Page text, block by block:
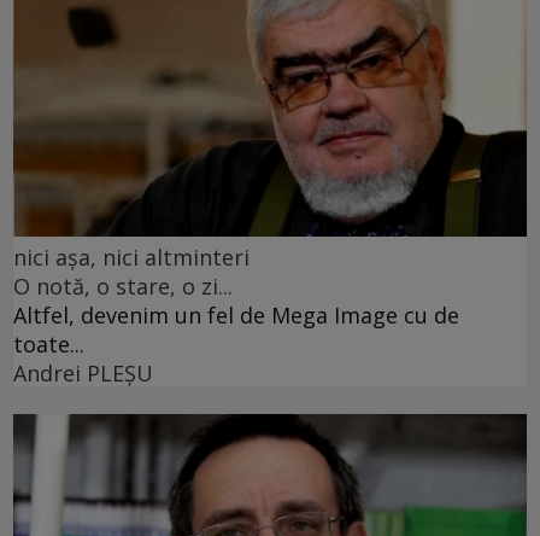
nici așa, nici altminteri
O notă, o stare, o zi...
Altfel, devenim un fel de Mega Image cu de
toate...
Andrei PLEŞU